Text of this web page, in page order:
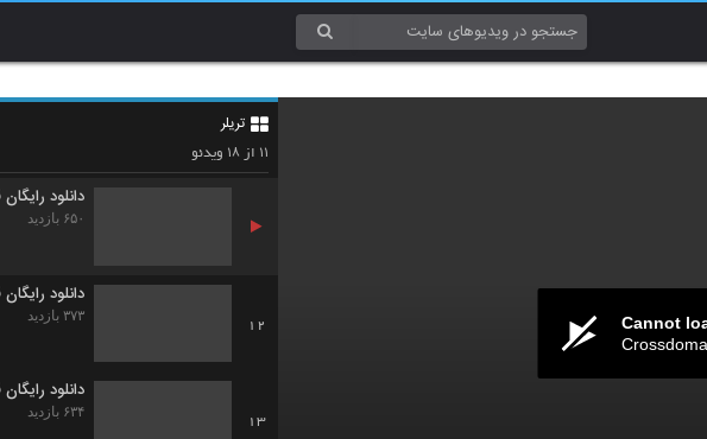
Cannot
تریلر
۱۱ از ۱۸ ویدئو
10
دانلود
دانلود
۶۵۰ بازدید
12
دانلود
۳۷۳ بازدید
13
دانلود
۶۳۴ بازدید